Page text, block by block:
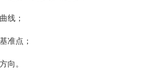
线；
准点；
向。